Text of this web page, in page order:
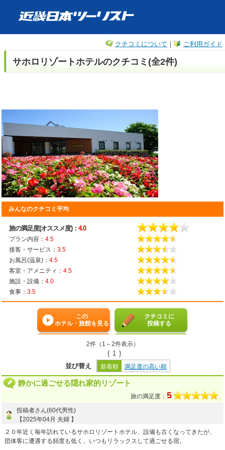
ご利用ガイド
クチコミについて ｜
サホロリゾートホテルのクチコミ(全2件)
みんなのクチコミ平均
旅の満足度(オススメ度)： 4.0
プラン内容： 4.5
接客・サービス： 3.5
お風呂(温泉)： 4.5
客室・アメニティ： 4.5
施設・設備： 4.0
食事： 3.5
この
ホテル・旅館を見る
クチコミに
投稿する
2件（1～2件表示）
{ 1 }
並び替え
新着順 満足度の高い順
静かに過ごせる隠れ家的リゾート
旅の満足度： 5
投稿者さん(60代男性)
【2025年04月 夫婦 】
２０年近く毎年訪れているサホロリゾートホテル、設備も古くなってきたが、
団体客に遭遇する頻度も低く、いつもリラックスして過ごせる宿。